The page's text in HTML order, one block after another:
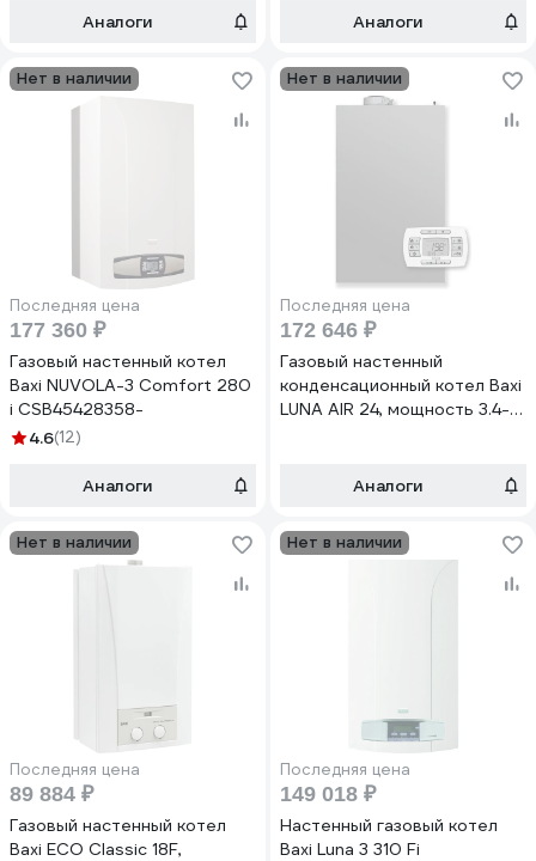
двухконтурный, закрытая
камера сгорания 100022867
Аналоги
двухконтурный, закрытая
камера сгорания 100021537
Аналоги
Нет в наличии
Последняя цена
177 360 ₽
Газовый настенный котел
Baxi NUVOLA-3 Comfort 280
i CSB45428358-
4.6(12)
Аналоги
Нет в наличии
Последняя цена
172 646 ₽
Газовый настенный
конденсационный котел Baxi
LUNA AIR 24, мощность 3.4-
A7810404Аналоги
Нет в наличии
Последняя цена
89 884 ₽
Газовый настенный котел
Baxi ECO Classic 18F,
Нет в наличии
Последняя цена
149 018 ₽
Настенный газовый котел
Baxi Luna 3 310 Fi